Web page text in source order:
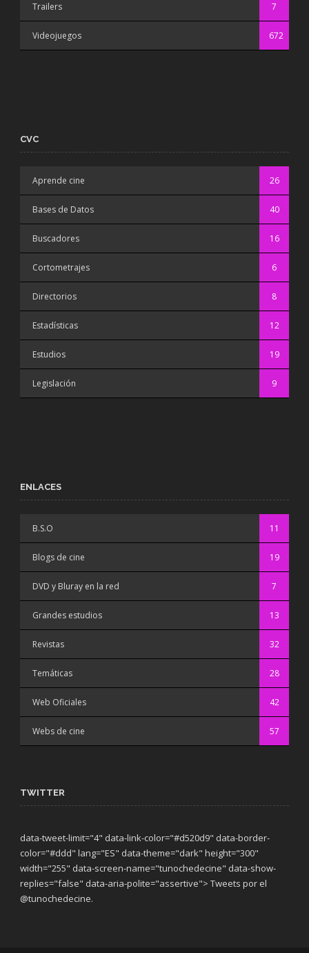
Trailers 7
Videojuegos 672
CVC
Aprende cine 26
Bases de Datos 40
Buscadores 16
Cortometrajes 6
Directorios 8
Estadísticas 12
Estudios 19
Legislación 9
ENLACES
B.S.O 11
Blogs de cine 19
DVD y Bluray en la red 7
Grandes estudios 13
Revistas 32
Temáticas 28
Web Oficiales 42
Webs de cine 57
TWITTER
data-tweet-limit="4" data-link-color="#d520d9" data-border-
color="#ddd" lang="ES" data-theme="dark" height="300"
width="255" data-screen-name="tunochedecine" data-show-
replies="false" data-aria-polite="assertive"> Tweets por el
@tunochedecine.